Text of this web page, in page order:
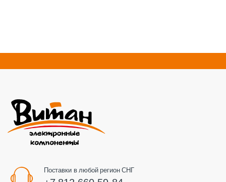
Поставки в любой регион СНГ